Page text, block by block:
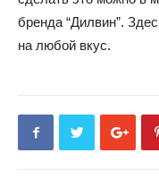
бренда “Дилвин”.
на любой вкус.